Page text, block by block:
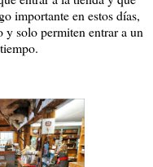
importante en estos días,
y solo permiten entrar a un